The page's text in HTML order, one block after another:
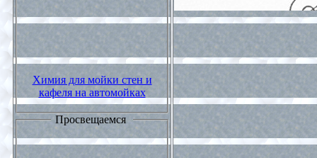
Химия для мойки стен и
кафеля на автомойках
Просвещаемся